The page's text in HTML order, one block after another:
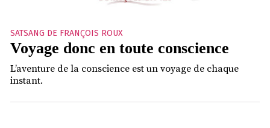
SATSANG DE FRANÇOIS ROUX
Voyage donc en toute conscience
L’aventure de la conscience est un voyage de chaque
instant.